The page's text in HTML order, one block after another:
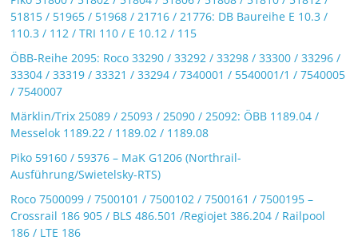
51815 / 51965 / 51968 / 21716 / 21776: DB Baureihe E 10.3 /
110.3 / 112 / TRI 110 / E 10.12 / 115
ÖBB-Reihe 2095: Roco 33290 / 33292 / 33298 / 33300 / 33296 /
33304 / 33319 / 33321 / 33294 / 7340001 / 5540001/1 / 7540005
/ 7540007
Märklin/Trix 25089 / 25093 / 25090 / 25092: ÖBB 1189.04 /
Messelok 1189.22 / 1189.02 / 1189.08
Piko 59160 / 59376 – MaK G1206 (Northrail-
Ausführung/Swietelsky-RTS)
Roco 7500099 / 7500101 / 7500102 / 7500161 / 7500195 –
Crossrail 186 905 / BLS 486.501 /Regiojet 386.204 / Railpool
186 / LTE 186